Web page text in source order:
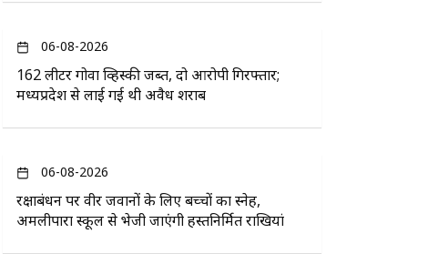
06-08-2026
162 लीटर गोवा व्हिस्की जब्त, दो आरोपी गिरफ्तार;
मध्यप्रदेश से लाई गई थी अवैध शराब
06-08-2026
रक्षाबंधन पर वीर जवानों के लिए बच्चों का स्नेह,
अमलीपारा स्कूल से भेजी जाएंगी हस्तनिर्मित राखियां